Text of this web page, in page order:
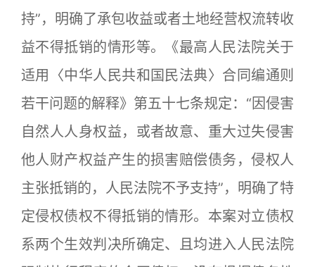
持”，明确了承包收益或者土地经营权流转收
益不得抵销的情形等。《最高人民法院关于
适用〈中华人民共和国民法典〉合同编通则
若干问题的解释》第五十七条规定：“因侵害
自然人人身权益，或者故意、重大过失侵害
他人财产权益产生的损害赔偿债务，侵权人
主张抵销的，人民法院不予支持”，明确了特
定侵权债权不得抵销的情形。本案对立债权
系两个生效判决所确定、且均进入人民法院